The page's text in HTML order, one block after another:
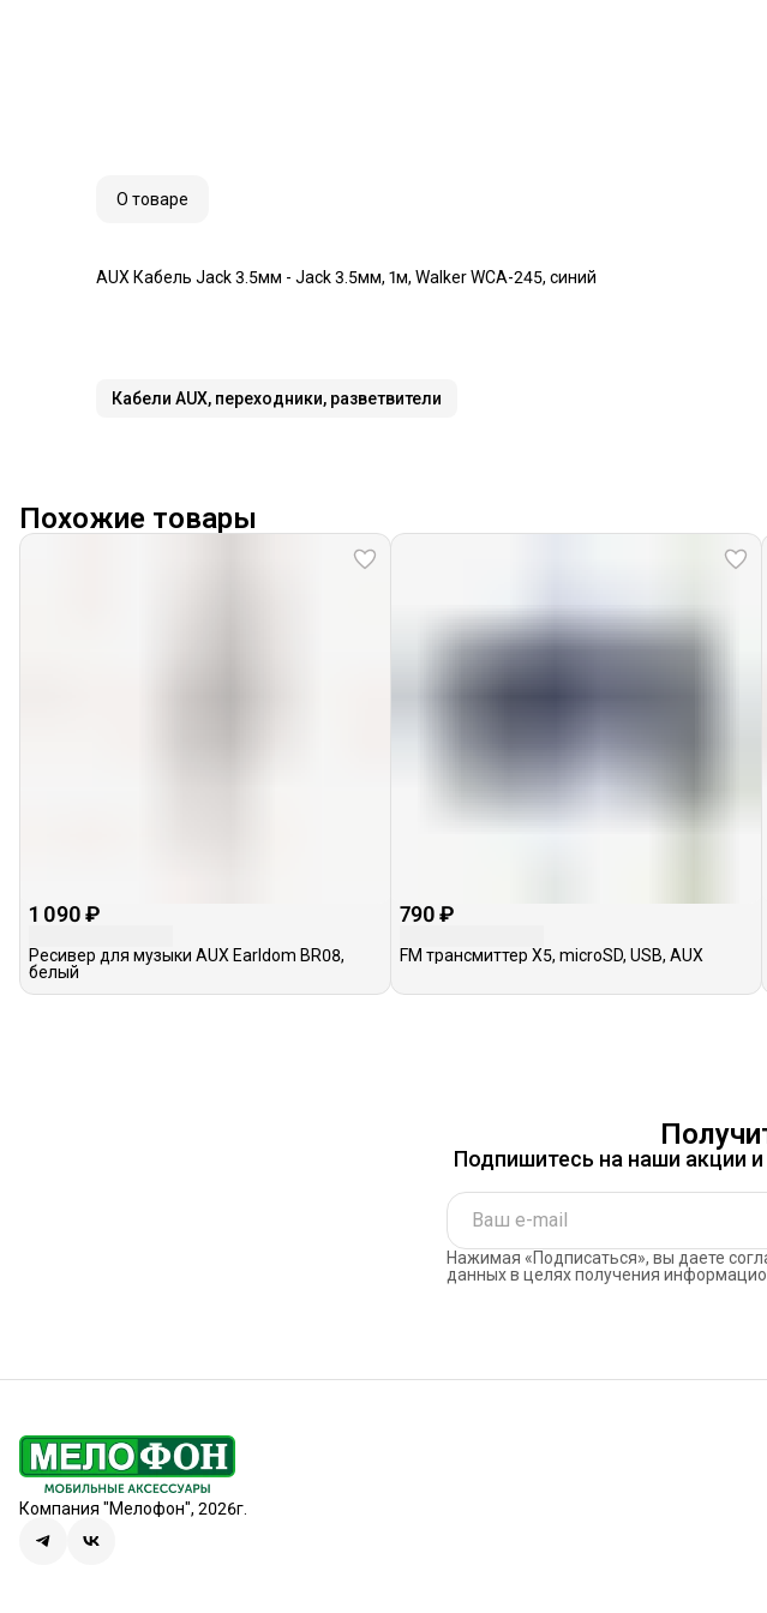
О товаре
AUX Кабель Jack 3.5мм - Jack 3.5мм, 1м, Walker WCA-245, синий
Кабели AUX, переходники, разветвители
Похожие товары
1 090 ₽
Ресивер для музыки AUX Earldom BR08,
белый
790 ₽
FM трансмиттер X5, microSD, USB, AUX
Подпишитесь на наши акции
Нажимая «Подписаться», вы даете
данных в целях получения
Компания "Мелофон", 2026г.